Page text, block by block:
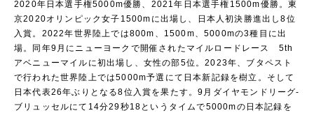
2020年日本選手権5000m優勝、2021年日本選手権1500m優勝。東
京2020オリンピック女子1500mに出場し、日本人初決勝進出し8位
入賞。2022年世界陸上では800m、1500m、5000mの3種目に出
場。同年9月にニューヨークで開催されたマイルロードレース 5th
アベニューマイルに初出場し、女性の部5位。2023年、ブタペスト
で行われた世界陸上では5000m予選にて日本新記録を樹立。そして
日本代表26年ぶりとなる8位入賞を果たす。9月ダイヤモンドリーグ-
ブリュッセルにて14分29秒18というタイムで5000mの日本記録を